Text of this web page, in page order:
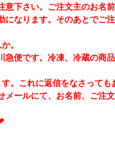
下さい。ご注文主のお名
になります。そのあとでご
。
急便です。冷凍、冷蔵の商
。これに返信をなさって
メールにて、お名前、ご注